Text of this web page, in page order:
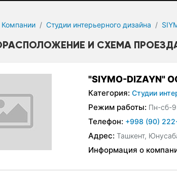
Компании Студии интерьерного дизайна
И СХЕМА ПРОЕЗДА
"SIYMO-DIZAYN"
Категория: Студии
Режим работы: Пн-сб-
Телефон: +998 (90)
Адрес: Ташкент,
Информация о